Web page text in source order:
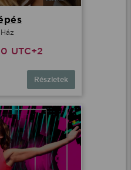
UTC+2
Részletek